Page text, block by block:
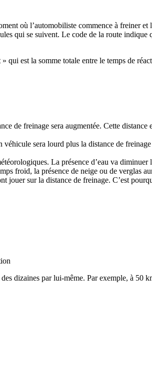
où l’automobiliste commence à freiner
qui se suivent. Le code de la route indique
est la somme totale entre le temps de
de freinage sera augmentée. Cette
sera lourd plus la distance de
La présence d’eau va
froid, la présence de neige ou de verglas
jouer sur la distance de freinage. C’est
dizaines par lui-même. Par exemple, à 50